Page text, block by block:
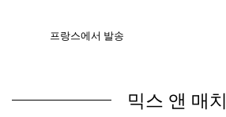
프랑스에서 발송
믹스 앤 매치